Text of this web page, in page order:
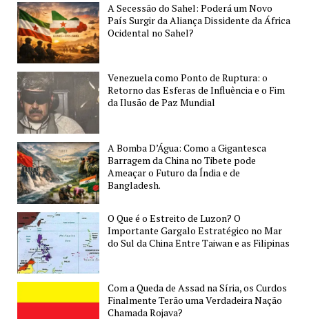
Mais
de
100
Novos
Silos
de
Mísseis
Nucleares?
A Secessão do Sahel: Poderá um Novo
País Surgir da Aliança Dissidente da África
Ocidental no Sahel?
Venezuela como Ponto de Ruptura: o
Retorno das Esferas de Influência e o Fim
da Ilusão de Paz Mundial
A Bomba D’Água: Como a Gigantesca
Barragem da China no Tibete pode
Ameaçar o Futuro da Índia e de
Bangladesh.
O Que é o Estreito de Luzon? O
Importante Gargalo Estratégico no Mar
do Sul da China Entre Taiwan e as Filipinas
Com a Queda de Assad na Síria, os Curdos
Finalmente Terão uma Verdadeira Nação
Chamada Rojava?